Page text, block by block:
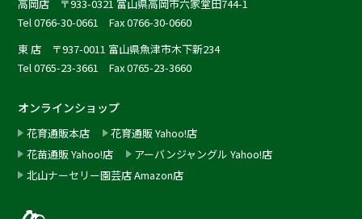
高岡店
〒933-0321 富山県高岡市六家堂田744-1
Tel 0766-30-0661 Fax 0766-30-0660
東 店
〒937-0011 富山県魚津市木下新234
Tel 0765-23-3661 Fax 0765-23-3660
オンラインショップ
花育通販本店
花育通販 Yahoo!店
花苗通販 Yahoo!店
アーバンジャングル Yahoo!店
北山ナーセリー園芸店 Amazon店